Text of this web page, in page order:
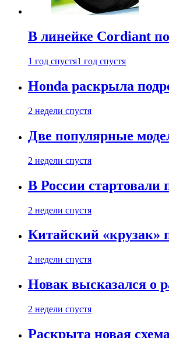
В линейке Cordiant
1 год спустя1 год спустя
Honda раскрыла
2 недели спустя
Две популярные
2 недели спустя
В России
2 недели спустя
Китайский «крузак»
2 недели спустя
Новак высказался о
2 недели спустя
Раскрыта новая